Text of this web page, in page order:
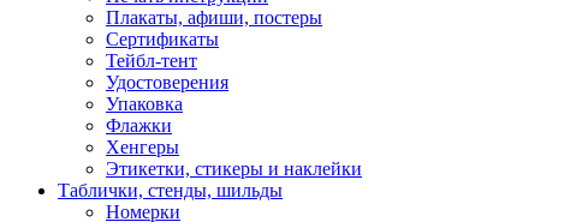
Плакаты, афиши, постеры
Сертификаты
Тейбл-тент
Удостоверения
Упаковка
Флажки
Хенгеры
Этикетки, стикеры и наклейки
Таблички, стенды, шильды
Номерки